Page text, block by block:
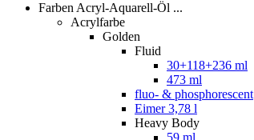
Farben Acryl-Aquarell-Öl ...
Acrylfarbe
Golden
Fluid
30+118+236 ml
473 ml
fluo- & phosphorescent
Eimer 3,78 l
Heavy Body
59 ml